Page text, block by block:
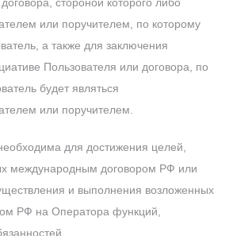
или поручителем, по которому
а также для заключения
Пользователя или договора, по
будет являться
или поручителем.
для достижения целей,
международным договором РФ или
и выполнения возложенных
РФ на Оператора функций,